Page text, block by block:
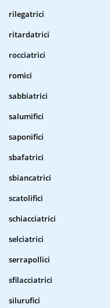
rilegatrici
ritardatrici
rocciatrici
romici
sabbiatrici
salumifici
saponifici
sbafatrici
sbiancatrici
scatolifici
schiacciatrici
selciatrici
serrapollici
sfilacciatrici
silurufici